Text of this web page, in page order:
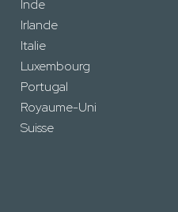
Inde
Irlande
Italie
Luxembourg
Portugal
Royaume-Uni
Suisse